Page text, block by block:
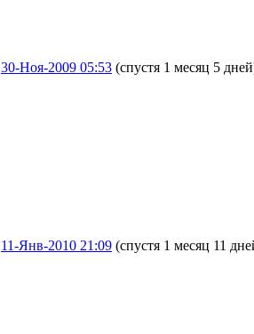
30-Ноя-2009 05:53 (спустя 1 месяц 5
11-Янв-2010 21:09 (спустя 1 месяц 11